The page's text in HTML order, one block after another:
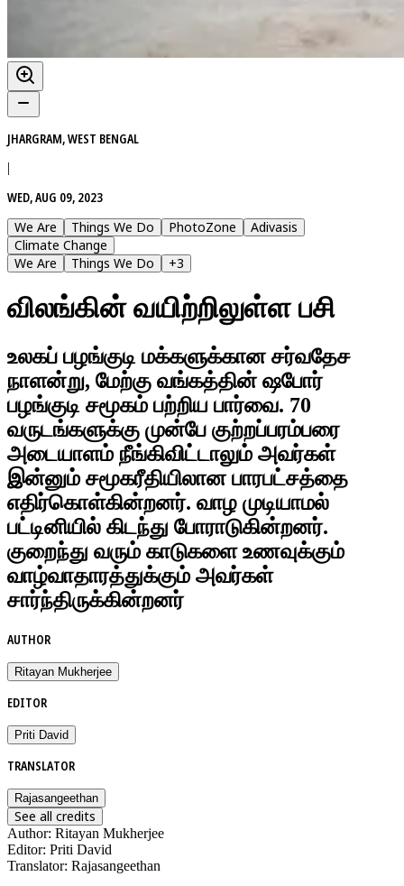
JHARGRAM, WEST BENGAL
|
WED, AUG 09, 2023
We Are
Things We Do PhotoZone
Adivasis
Climate Change
We Are
Things We Do +3
விலங்கின் வயிற்றிலுள்ள பசி
உலகப் பழங்குடி மக்களுக்கான சர்வதேச
நாளன்று, மேற்கு வங்கத்தின் ஷபோர்
பழங்குடி சமூகம் பற்றிய பார்வை. 70
வருடங்களுக்கு முன்பே குற்றப்பரம்பரை
அடையாளம் நீங்கிவிட்டாலும் அவர்கள்
இன்னும் சமூகரீதியிலான பாரபட்சத்தை
எதிர்கொள்கின்றனர். வாழ முடியாமல்
பட்டினியில் கிடந்து போராடுகின்றனர்.
குறைந்து வரும் காடுகளை உணவுக்கும்
வாழ்வாதாரத்துக்கும் அவர்கள்
சார்ந்திருக்கின்றனர்
AUTHOR
Ritayan Mukherjee
EDITOR
Priti David
TRANSLATOR
Rajasangeethan
See all credits
Author: Ritayan Mukherjee
Editor: Priti David
Translator: Rajasangeethan